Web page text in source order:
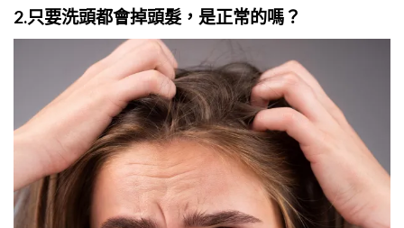
2.只要洗頭都會掉頭髮，是正常的嗎？